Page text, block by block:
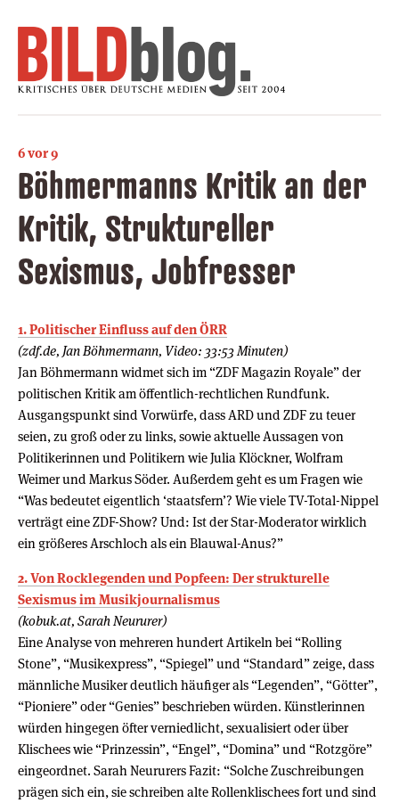
6 vor 9
Böhmermanns Kritik an der
Kritik, Struktureller
Sexismus, Jobfresser
1. Politischer Einfluss auf den ÖRR
(zdf.de, Jan Böhmermann, Video: 33:53 Minuten)
Jan Böhmermann widmet sich im “ZDF Magazin Royale” der
politischen Kritik am öffentlich-rechtlichen Rundfunk.
Ausgangspunkt sind Vorwürfe, dass ARD und ZDF zu teuer
seien, zu groß oder zu links, sowie aktuelle Aussagen von
Politikerinnen und Politikern wie Julia Klöckner, Wolfram
Weimer und Markus Söder. Außerdem geht es um Fragen wie
“Was bedeutet eigentlich ‘staatsfern’? Wie viele TV-Total-Nippel
verträgt eine ZDF-Show? Und: Ist der Star-Moderator wirklich
ein größeres Arschloch als ein Blauwal-Anus?”
2. Von Rocklegenden und Popfeen: Der strukturelle
Sexismus im Musikjournalismus
(kobuk.at, Sarah Neururer)
Eine Analyse von mehreren hundert Artikeln bei “Rolling
Stone”, “Musikexpress”, “Spiegel” und “Standard” zeige, dass
männliche Musiker deutlich häufiger als “Legenden”, “Götter”,
“Pioniere” oder “Genies” beschrieben würden. Künstlerinnen
würden hingegen öfter verniedlicht, sexualisiert oder über
Klischees wie “Prinzessin”, “Engel”, “Domina” und “Rotzgöre”
eingeordnet. Sarah Neururers Fazit: “Solche Zuschreibungen
prägen sich ein, sie schreiben alte Rollenklischees fort und sind